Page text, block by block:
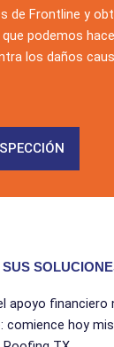
de Frontline y
podemos
los daños
apoyo financiero
comience hoy